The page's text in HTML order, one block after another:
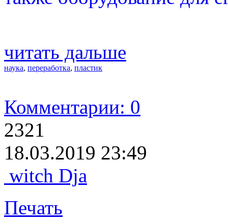
читать дальше
наука, переработка, пластик
Комментарии: 0
2321
18.03.2019 23:49
witch Dja
Печать